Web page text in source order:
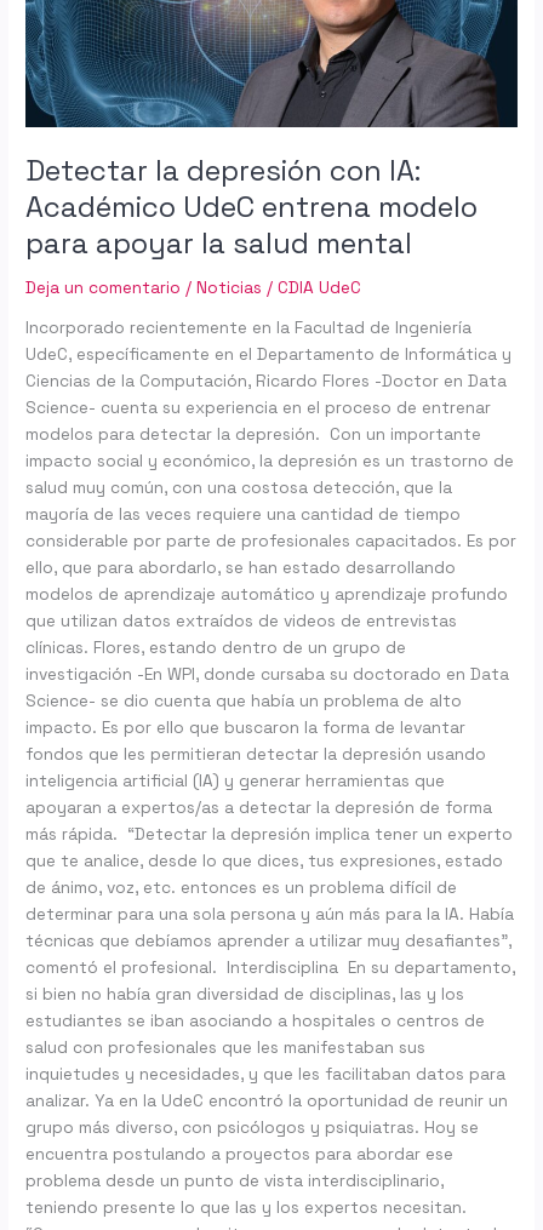
Detectar la depresión con IA:
Académico UdeC entrena modelo
para apoyar la salud mental
Deja un comentario /Noticias /CDIA UdeC
Incorporado recientemente en la Facultad de Ingeniería
UdeC, específicamente en el Departamento de Informática y
Ciencias de la Computación, Ricardo Flores -Doctor en Data
Science- cuenta su experiencia en el proceso de entrenar
modelos para detectar la depresión. Con un importante
impacto social y económico, la depresión es un trastorno de
salud muy común, con una costosa detección, que la
mayoría de las veces requiere una cantidad de tiempo
considerable por parte de profesionales capacitados. Es por
ello, que para abordarlo, se han estado desarrollando
modelos de aprendizaje automático y aprendizaje profundo
que utilizan datos extraídos de videos de entrevistas
clínicas. Flores, estando dentro de un grupo de
investigación -En WPI, donde cursaba su doctorado en Data
Science- se dio cuenta que había un problema de alto
impacto. Es por ello que buscaron la forma de levantar
fondos que les permitieran detectar la depresión usando
inteligencia artificial (IA) y generar herramientas que
apoyaran a expertos/as a detectar la depresión de forma
más rápida. “Detectar la depresión implica tener un experto
que te analice, desde lo que dices, tus expresiones, estado
de ánimo, voz, etc. entonces es un problema difícil de
determinar para una sola persona y aún más para la IA. Había
técnicas que debíamos aprender a utilizar muy desafiantes”,
comentó el profesional. Interdisciplina En su departamento,
si bien no había gran diversidad de disciplinas, las y los
estudiantes se iban asociando a hospitales o centros de
salud con profesionales que les manifestaban sus
inquietudes y necesidades, y que les facilitaban datos para
analizar. Ya en la UdeC encontró la oportunidad de reunir un
grupo más diverso, con psicólogos y psiquiatras. Hoy se
encuentra postulando a proyectos para abordar ese
problema desde un punto de vista interdisciplinario,
teniendo presente lo que las y los expertos necesitan.
UdeC
entrena
modelo
para
apoyar
la
salud
mental